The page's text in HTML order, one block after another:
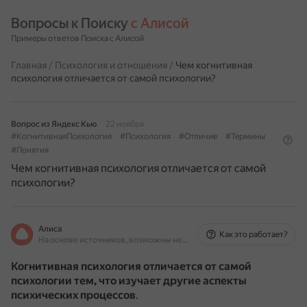
Вопросы к Поиску с Алисой
Примеры ответов Поиска с Алисой
Главная / Психология и отношения / Чем когнитивная
психология отличается от самой психологии?
Вопрос из Яндекс Кью
22 ноября
#КогнитивнаяПсихология
#Психология #Отличие
#Термины
#Понятия
Чем когнитивная психология отличается от самой
психологии?
Алиса
На основе источников, возможны неточности
Как это работает?
Когнитивная психология отличается от самой
психологии тем, что изучает другие аспекты
психических процессов.